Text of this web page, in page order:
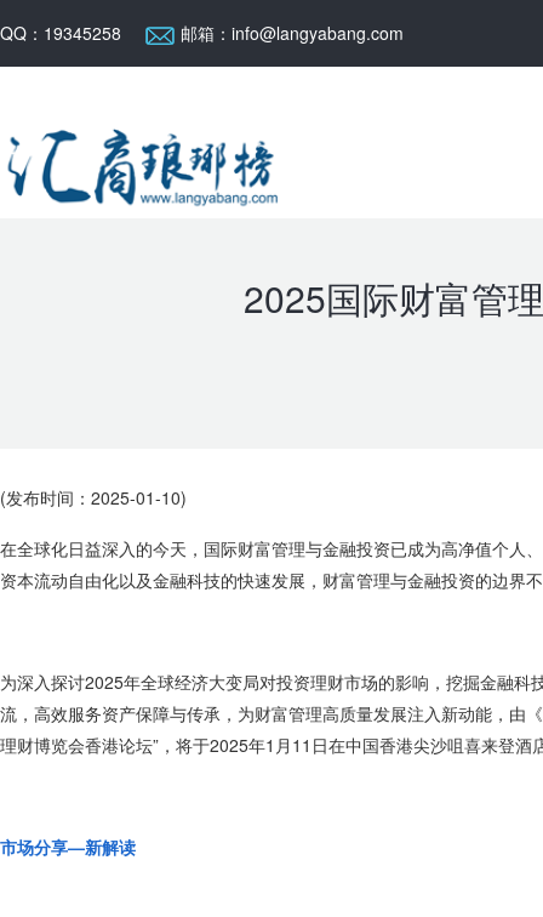
QQ：19345258 邮箱：info@langyabang.com
2025国际财富管
(发布时间：2025-01-10)
在全球化日益深入的今天，国际财富管理与金融投资已成为高净值个人
资本流动自由化以及金融科技的快速发展，财富管理与金融投资的边界
为深入探讨2025年全球经济大变局对投资理财市场的影响，挖掘金融
流，高效服务资产保障与传承，为财富管理高质量发展注入新动能，
理财博览会香港论坛”，将于2025年1月11日在中国香港尖沙咀喜来登酒
市场分享—新解读